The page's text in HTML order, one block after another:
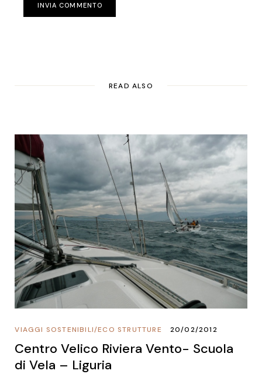
INVIA COMMENTO
READ ALSO
ECO STRUTTURE
/
VIAGGI SOSTENIBILI 20/02/2012
Centro Velico Riviera Vento- Scuola
di Vela – Liguria